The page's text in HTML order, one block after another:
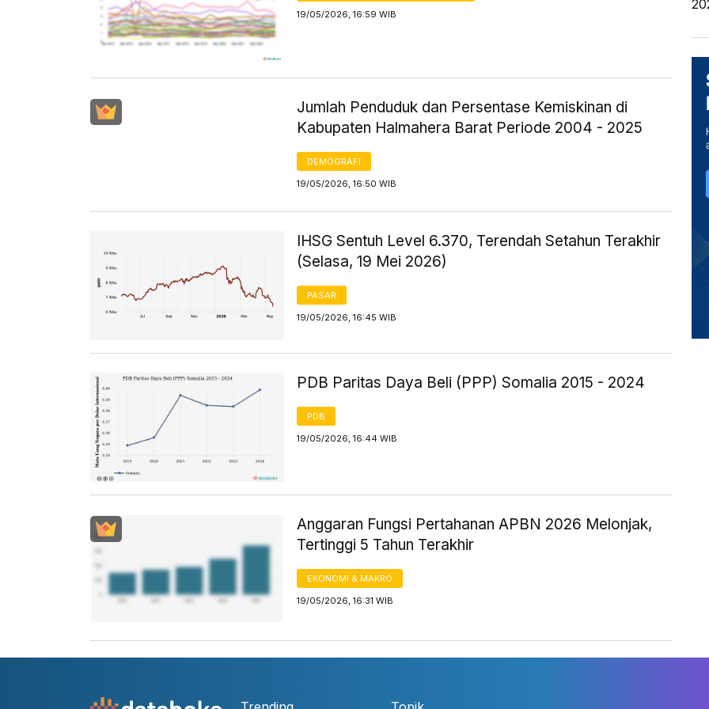
19/05/2026, 16:59 WIB
Jumlah Penduduk dan Persentase Kemiskinan di
Kabupaten Halmahera Barat Periode 2004 - 2025
DEMOGRAFI
19/05/2026, 16:50 WIB
IHSG Sentuh Level 6.370, Terendah Setahun Terakhir
(Selasa, 19 Mei 2026)
PASAR
19/05/2026, 16:45 WIB
PDB Paritas Daya Beli (PPP) Somalia 2015 - 2024
PDB
19/05/2026, 16:44 WIB
Anggaran Fungsi Pertahanan APBN 2026 Melonjak,
Tertinggi 5 Tahun Terakhir
EKONOMI & MAKRO
19/05/2026, 16:31 WIB